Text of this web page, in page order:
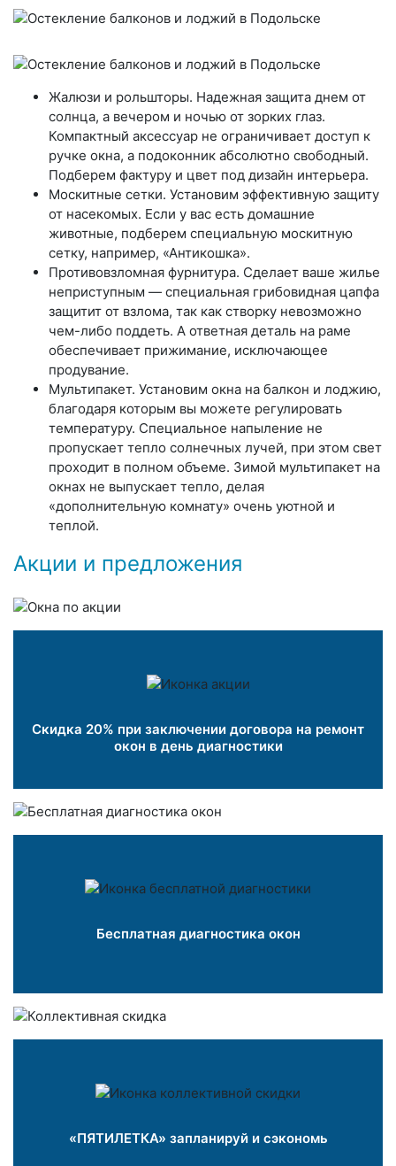
Жалюзи и рольшторы. Надежная защита днем от
солнца, а вечером и ночью от зорких глаз.
Компактный аксессуар не ограничивает доступ к
ручке окна, а подоконник абсолютно свободный.
Подберем фактуру и цвет под дизайн интерьера.
Москитные сетки. Установим эффективную защиту
от насекомых. Если у вас есть домашние
животные, подберем специальную москитную
сетку, например, «Антикошка».
Противовзломная фурнитура. Сделает ваше жилье
неприступным — специальная грибовидная цапфа
защитит от взлома, так как створку невозможно
чем-либо поддеть. А ответная деталь на раме
обеспечивает прижимание, исключающее
продувание.
Мультипакет. Установим окна на балкон и лоджию,
благодаря которым вы можете регулировать
температуру. Специальное напыление не
пропускает тепло солнечных лучей, при этом свет
проходит в полном объеме. Зимой мультипакет на
окнах не выпускает тепло, делая
«дополнительную комнату» очень уютной и
теплой.
Акции и предложения
Скидка 20% при заключении договора на ремонт
окон в день диагностики
Бесплатная диагностика окон
«ПЯТИЛЕТКА» запланируй и сэкономь